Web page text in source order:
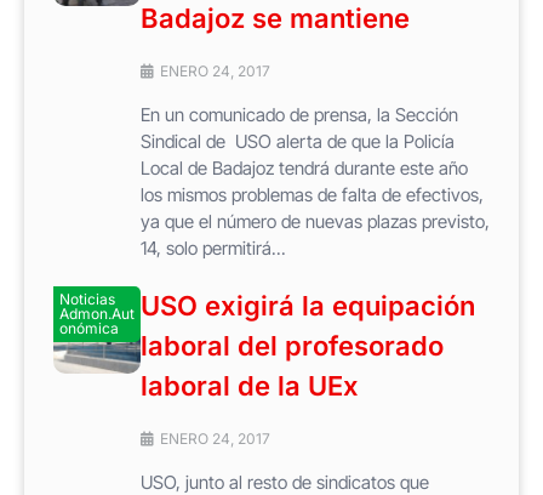
Badajoz se mantiene
ENERO 24, 2017
En un comunicado de prensa, la Sección
Sindical de USO alerta de que la Policía
Local de Badajoz tendrá durante este año
los mismos problemas de falta de efectivos,
ya que el número de nuevas plazas previsto,
14, solo permitirá...
Noticias
Admon.Aut
onómica
USO exigirá la equipación
laboral del profesorado
laboral de la UEx
ENERO 24, 2017
USO, junto al resto de sindicatos que